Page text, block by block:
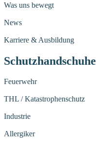
Was uns bewegt
News
Karriere & Ausbildung
Schutzhandschuhe
Feuerwehr
THL / Katastrophenschutz
Industrie
Allergiker